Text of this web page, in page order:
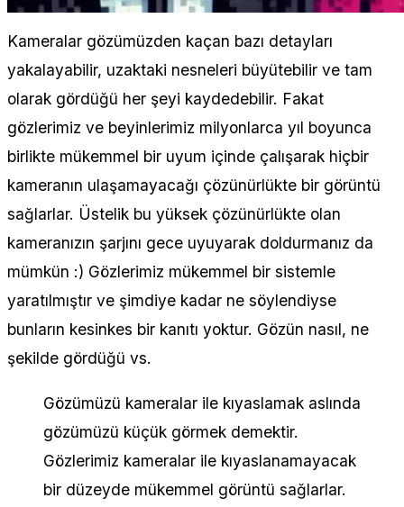
Kameralar gözümüzden kaçan bazı detayları
yakalayabilir, uzaktaki nesneleri büyütebilir ve tam
olarak gördüğü her şeyi kaydedebilir. Fakat
gözlerimiz ve beyinlerimiz milyonlarca yıl boyunca
birlikte mükemmel bir uyum içinde çalışarak hiçbir
kameranın ulaşamayacağı çözünürlükte bir görüntü
sağlarlar. Üstelik bu yüksek çözünürlükte olan
kameranızın şarjını gece uyuyarak doldurmanız da
mümkün :) Gözlerimiz mükemmel bir sistemle
yaratılmıştır ve şimdiye kadar ne söylendiyse
bunların kesinkes bir kanıtı yoktur. Gözün nasıl, ne
şekilde gördüğü vs.
Gözümüzü kameralar ile kıyaslamak aslında
gözümüzü küçük görmek demektir.
Gözlerimiz kameralar ile kıyaslanamayacak
bir düzeyde mükemmel görüntü sağlarlar.